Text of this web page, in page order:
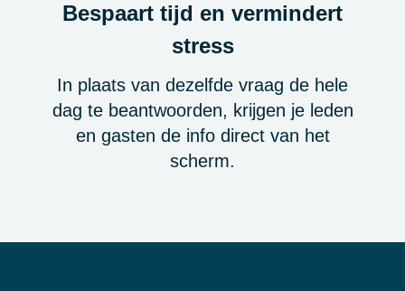
Bespaart tijd en vermindert
stress
In plaats van dezelfde vraag de hele
dag te beantwoorden, krijgen je leden
en gasten de info direct van het
scherm.